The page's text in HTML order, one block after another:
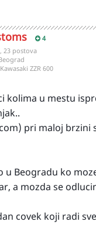
4
23 postova
Kawasaki ZZR 600
kolima u mestu
pri maloj
u Beogradu ko
a mozda se
covek koji radi